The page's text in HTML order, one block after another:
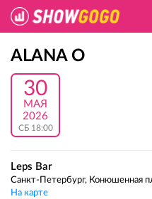
ALANA O
30
МАЯ
2026
СБ 18:00
Leps Bar
Санкт-Петербург, Конюшенная
На карте